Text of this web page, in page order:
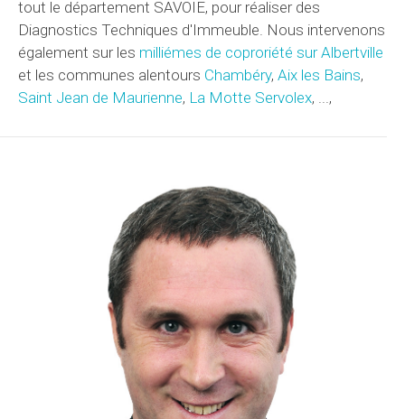
tout le département SAVOIE, pour réaliser des
Diagnostics Techniques d'Immeuble. Nous intervenons
également sur les milliémes de coproriété sur Albertville
et les communes alentours Chambéry, Aix les Bains,
Saint Jean de Maurienne, La Motte Servolex, ...,